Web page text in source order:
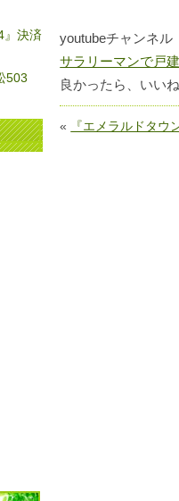
youtubeチャンネル
サラリーマンで戸
良かったら、いい
« 『エメラルドタ
』決済
503